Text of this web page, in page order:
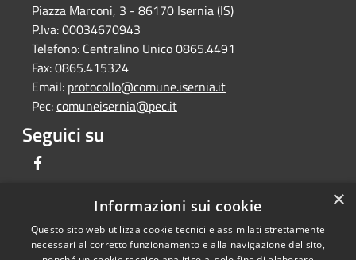
Piazza Marconi, 3 - 86170 Isernia (IS)
P.Iva:00034670943
Telefono: Centralino Unico 0865.4491
Fax:0865.415324
Email: protocollo@comune.isernia.it
Pec:comuneisernia@pec.it
Seguici su
RSS
Copyright © 2026 • Comune di
×
Informazioni sui cookie
Questo sito web utilizza cookie tecnici e assimilati strettamente
necessari al corretto funzionamento e alla navigazione del sito,